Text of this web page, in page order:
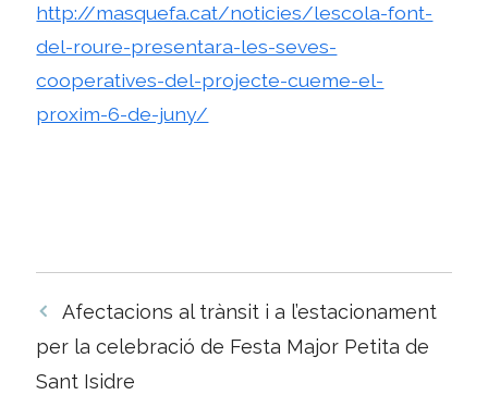
http://masquefa.cat/noticies/lescola-font-
del-roure-presentara-les-seves-
cooperatives-del-projecte-cueme-el-
proxim-6-de-juny/
Navegació
per
Afectacions al trànsit i a l’estacionament
per la celebració de Festa Major Petita de
Sant Isidre